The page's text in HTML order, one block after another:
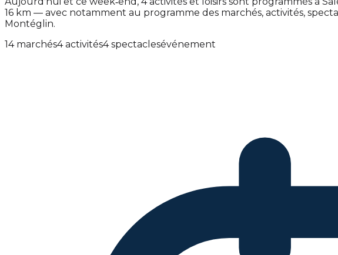
16 km — avec notamment au programme des marchés, activités,
Montéglin.
14 marchés4 activités4 spectaclesévénement